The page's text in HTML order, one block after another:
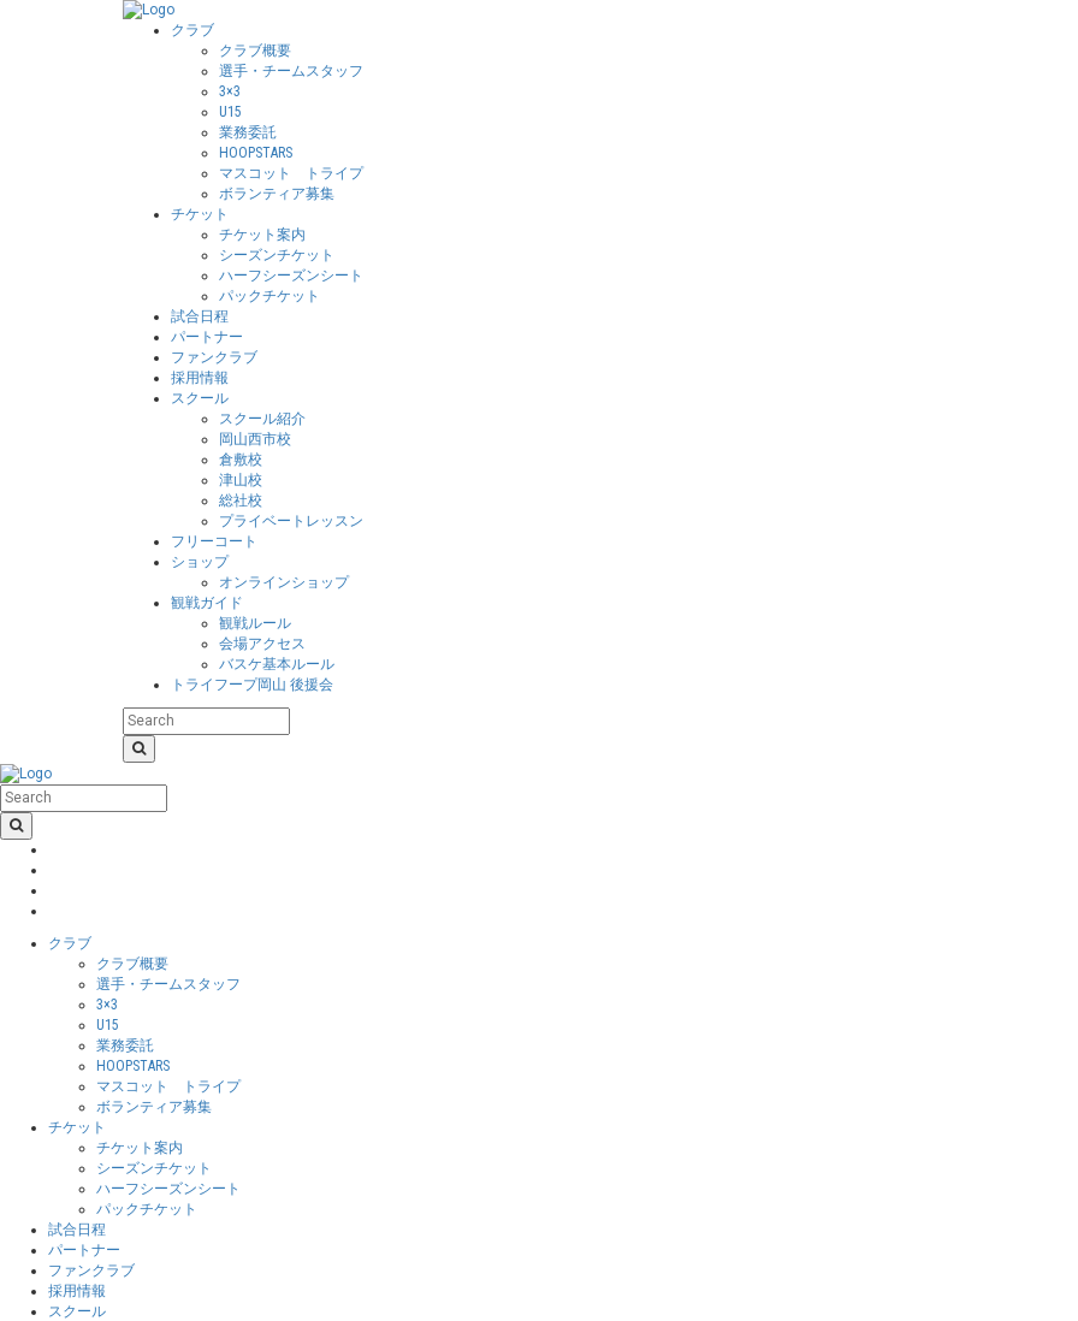
クラブ
クラブ概要
選手・チームスタッフ
3×3
U15
業務委託
HOOPSTARS
マスコット トライプ
ボランティア募集
チケット
チケット案内
シーズンチケット
ハーフシーズンシート
パックチケット
試合日程
パートナー
ファンクラブ
採用情報
スクール
スクール紹介
岡山西市校
倉敷校
津山校
総社校
プライベートレッスン
フリーコート
ショップ
オンラインショップ
観戦ガイド
観戦ルール
会場アクセス
バスケ基本ルール
トライフープ岡山 後援会
クラブ
クラブ概要
選手・チームスタッフ
3×3
U15
業務委託
HOOPSTARS
マスコット トライプ
ボランティア募集
チケット
チケット案内
シーズンチケット
ハーフシーズンシート
パックチケット
試合日程
パートナー
ファンクラブ
採用情報
スクール